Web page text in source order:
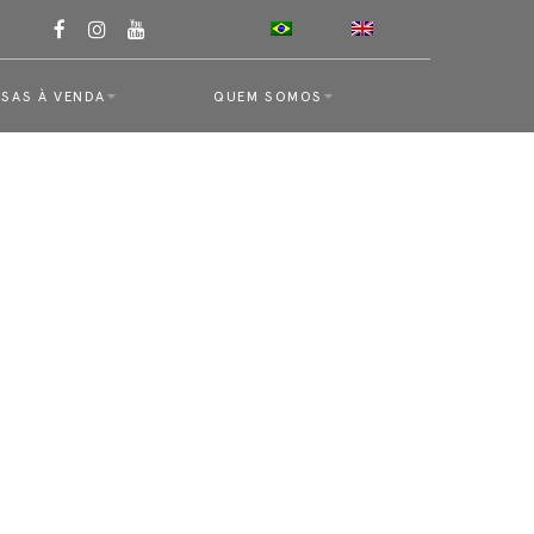
À VENDA QUEM SOMOS